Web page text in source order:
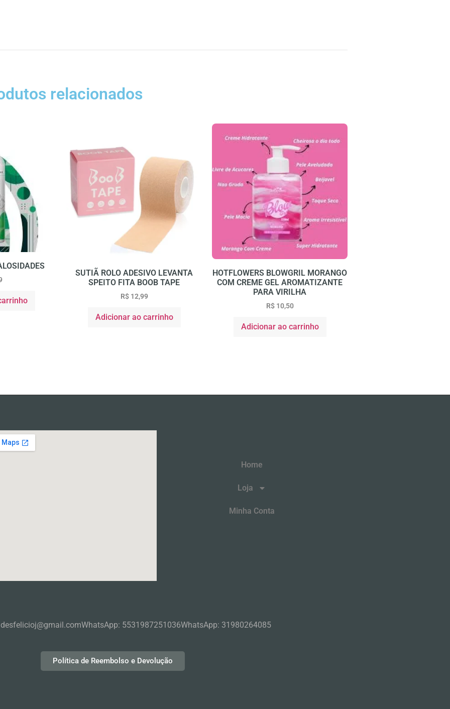
relacionados
SUTIÃ ROLO ADESIVO LEVANTA
SPEITO FITA BOOB TAPE
R$12,99
Adicionar ao carrinho
HOTFLOWERS BLOWGRIL MORANGO
COM CREME GEL AROMATIZANTE
PARA VIRILHA
R$10,50
Adicionar ao carrinho
Home
Loja
Minha Conta
WhatsApp: 5531987251036WhatsApp: 31980264085
Política de Reembolso e Devolução